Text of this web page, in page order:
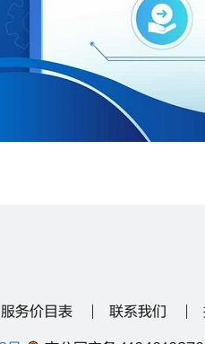
服务价目表 联系我们